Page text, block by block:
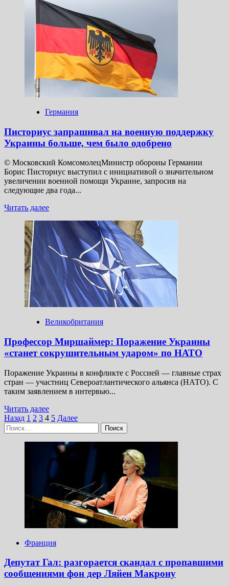
не нашла
10 миллиардов
евро
на военную
помощь
Украине
Германия
Писториус запрашивал на военную поддержку
Украины больше, чем было одобрено
© Московский КомсомолецМинистр обороны Германии
Борис Писториус выступил с инициативой о значительном
увеличении военной помощи Украине, запросив на
следующие два года...
Читать далееПрочитать
о
Писториус
запрашивал
на военную
поддержку
Украины
больше,
чем
было
одобрено
Великобритания
Профессор Миршаймер: Поражение Украины
«станет сокрушительным ударом» по НАТО
Поражение Украины в конфликте с Россией — главные страх
стран — участниц Североатлантического альянса (НАТО). С
таким заявлением в интервью...
Читать далееПрочитать
больше
Профессор
Миршаймер:
Поражение
Украины
«станет
сокрушительным
ударом»
по НАТО
Пагинация
записей
Назад 1 2 3 4 5 Далее
Найти:
Франция
Депутат Гал: разгорается скандал с пропавшими
сообщениями фон дер Ляйен Макрону